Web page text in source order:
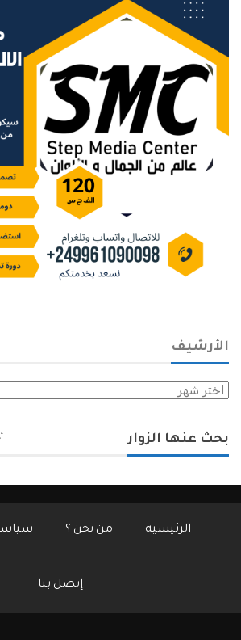
الأرشيف
الأرشيف
بحث عنها الزوار
الرئيسية من نحن ؟
إتصل بنا